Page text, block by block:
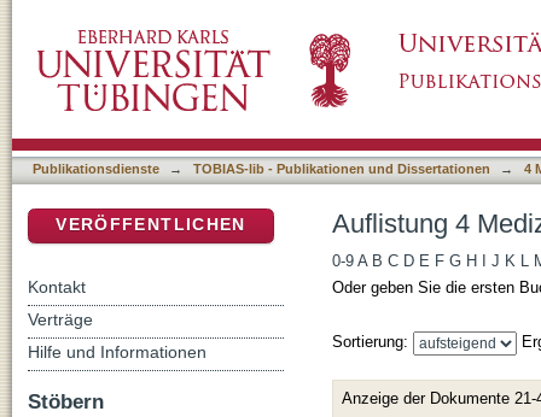
Publikationsdienste → TOBIAS-lib - Publikationen und Dissertationen → 4
Auflistung 4
0-9 A B C D E F G H J K L
Oder geben Sie die ersten
Sortierung:
Anzeige der Dokumente 21-
VERÖFFENTLICHEN
Kontakt
Verträge
Hilfe und Informationen
Stöbern